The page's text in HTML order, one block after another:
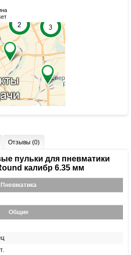
Отзывы (0)
пульки для пневматики
калибр 6.35 мм
Пневматика
Общие